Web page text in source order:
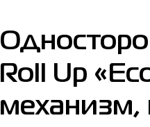
Roll Up
механизм,